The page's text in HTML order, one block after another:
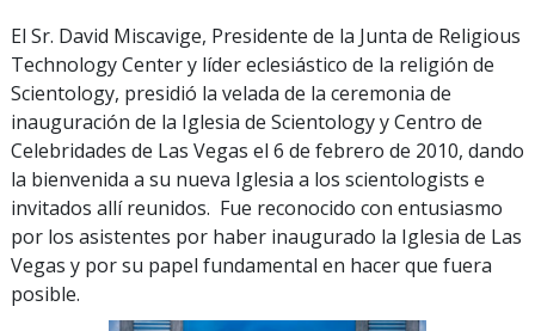
El Sr. David Miscavige, Presidente de la Junta de Religious
Technology Center y líder eclesiástico de la religión de
Scientology, presidió la velada de la ceremonia de
inauguración de la Iglesia de Scientology y Centro de
Celebridades de Las Vegas el 6 de febrero de 2010, dando
la bienvenida a su nueva Iglesia a los scientologists e
invitados allí reunidos. Fue reconocido con entusiasmo
por los asistentes por haber inaugurado la Iglesia de Las
Vegas y por su papel fundamental en hacer que fuera
posible.